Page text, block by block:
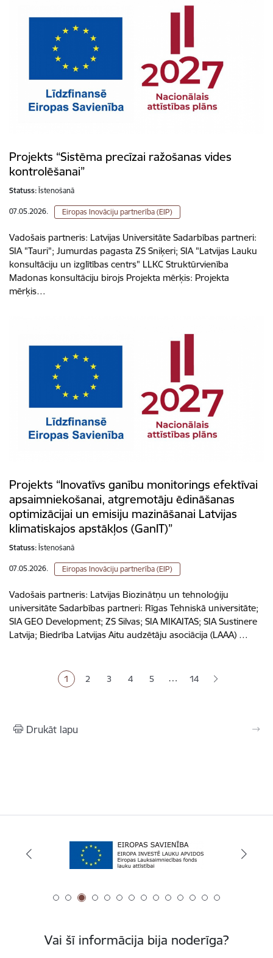
Projekts “Sistēma precīzai ražošanas vides
kontrolēšanai”
Statuss: Īstenošanā
07.05.2026. Eiropas Inovāciju partnerība (EIP)
Vadošais partneris: Latvijas Universitāte Sadarbības partneri:
SIA "Tauri"; Jumurdas pagasta ZS Sniķeri; SIA "Latvijas Lauku
konsultāciju un izglītības centrs" LLKC Struktūrvienība
Madonas konsultāciju birojs Projekta mērķis: Projekta
mērķis…
Projekts “Inovatīvs ganību monitorings efektīvai
apsaimniekošanai, atgremotāju ēdināšanas
optimizācijai un emisiju mazināšanai Latvijas
klimatiskajos apstākļos (GanIT)”
Statuss: Īstenošanā
07.05.2026. Eiropas Inovāciju partnerība (EIP)
Vadošais partneris: Latvijas Biozinātņu un tehnoloģiju
universitāte Sadarbības partneri: Rīgas Tehniskā universitāte;
SIA GEO Development; ZS Silvas; SIA MIKAITAS; SIA Sustinere
Latvija; Biedrība Latvijas Aitu audzētāju asociācija (LAAA) …
Lapošana
Pašreizējā lapa
1 Lapa
2 Lapa
3 Lapa
4 Lapa
5 … 14
Drukāt lapu
Vai šī informācija bija noderīga?